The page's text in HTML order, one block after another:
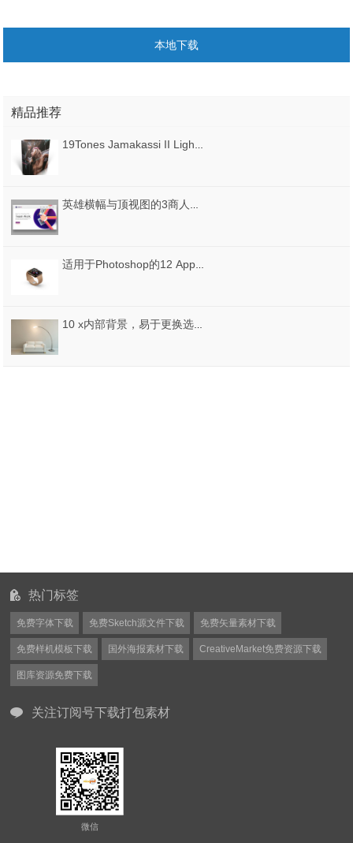
本地下载
精品推荐
热门标签
免费字体下载 免费Sketch源文件下载 免费矢量素材下载
免费样机模板下载 国外海报素材下载 CreativeMarket免费资源下载
图库资源免费下载
关注订阅号下载打包素材
微信